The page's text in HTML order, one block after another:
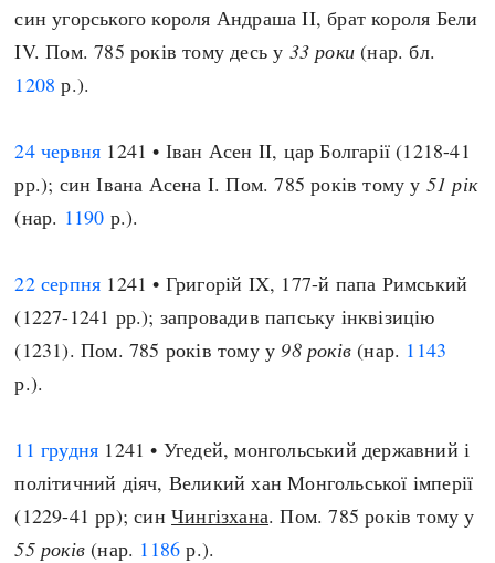
син угорського короля Андраша II, брат короля Бели
IV. Пом. 785 років тому десь у 33 роки (нар. бл.
1208 р.).
24 червня 1241 • Іван Асен II, цар Болгарії (1218-41
рр.); син Івана Асена I. Пом. 785 років тому у 51 рік
(нар. 1190 р.).
22 серпня 1241 • Григорій IX, 177-й папа Римський
(1227-1241 рр.); запровадив папську інквізицію
(1231). Пом. 785 років тому у98 років (нар. 1143
р.).
11 грудня 1241 • Угедей, монгольський державний і
політичний діяч, Великий хан Монгольської імперії
(1229-41 рр); синЧингізхана. Пом. 785 років тому у
55 років (нар. 1186 р.).